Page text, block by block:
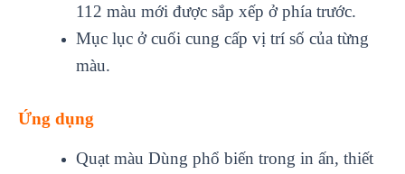
112 màu mới được sắp xếp ở phía trước.
Mục lục ở cuối cung cấp vị trí số của từng
màu.
Ứng dụng
Quạt màu Dùng phổ biến trong in ấn, thiết